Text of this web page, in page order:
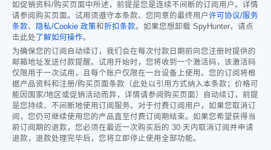
如促销资料/购买页面中所述，前提是您是连续不间断的订阅用户。详情
请参阅购买页面。试用须遵守本条款、您同意的最终用户许可协议/服务
条款、 隐私/Cookie 政策和折扣条款。如果您想卸载 SpyHunter，请点
击此处 了解如何操作。
为确保您的订阅自动续订，我们会在每次付款日期前向您注册时提供的
邮箱地址发送付款提醒。试用开始时，您将收到一个激活码，该激活码
仅限用于一次试用，且每个账户仅限在一台设备上使用。您的订阅将根
据产品资料和注册/购买页面条款（此处以引用方式纳入本条款；价格可
能因国家/地区或促销活动而异，详情请参阅购买页面）自动续订，前提
是您持续、不间断地使用订阅服务。对于付费订阅用户，如果您取消订
阅，您仍可继续使用您的产品直至付费订阅期结束。如果您希望获得当
前订阅期的退款，您必须在最近一次购买后的 30 天内取消订阅并申请
退款，退款处理完毕后，您将立即停止使用全部功能。